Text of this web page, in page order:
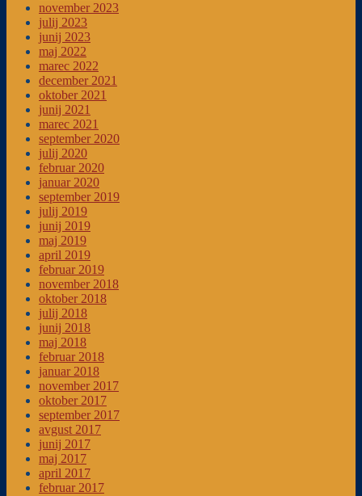
november 2023
julij 2023
junij 2023
maj 2022
marec 2022
december 2021
oktober 2021
junij 2021
marec 2021
september 2020
julij 2020
februar 2020
januar 2020
september 2019
julij 2019
junij 2019
maj 2019
april 2019
februar 2019
november 2018
oktober 2018
julij 2018
junij 2018
maj 2018
februar 2018
januar 2018
november 2017
oktober 2017
september 2017
avgust 2017
junij 2017
maj 2017
april 2017
februar 2017